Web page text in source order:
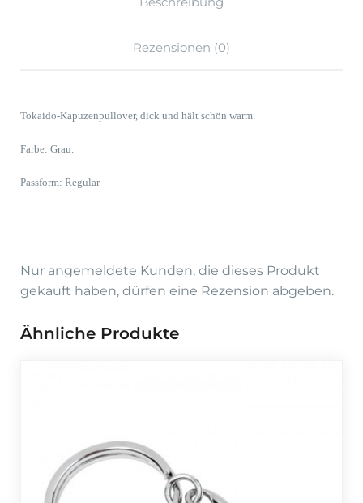
Rezensionen (0)
Tokaido-Kapuzenpullover, dick und hält schön warm.
Farbe: Grau.
Passform: Regular
Nur angemeldete Kunden, die dieses Produkt
gekauft haben, dürfen eine Rezension abgeben.
Ähnliche Produkte